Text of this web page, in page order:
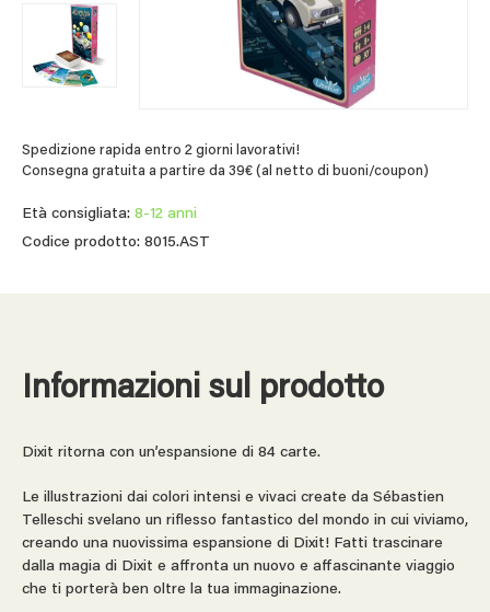
Spedizione rapida entro 2 giorni lavorativi!
Consegna gratuita a partire da 39€ (al netto di buoni/coupon)
Età consigliata: 8-12 anni
Codice prodotto: 8015.AST
Informazioni sul prodotto
Dixit ritorna con un’espansione di 84 carte.
Le illustrazioni dai colori intensi e vivaci create da Sébastien
Telleschi svelano un riflesso fantastico del mondo in cui viviamo,
creando una nuovissima espansione di Dixit! Fatti trascinare
dalla magia di Dixit e affronta un nuovo e affascinante viaggio
che ti porterà ben oltre la tua immaginazione.